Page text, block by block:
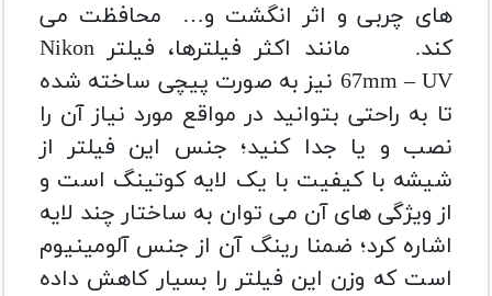
های چربی و اثر انگشت و… محافظت می
کند.
مانند اکثر فیلترها، فیلتر Nikon
67mm – UV نیز به صورت پیچی ساخته شده
تا به راحتی بتوانید در مواقع مورد نیاز آن را
نصب و یا جدا کنید؛ جنس این فیلتر از
شیشه با کیفیت با یک لایه کوتینگ است و
از ویژگی های آن می توان به ساختار چند لایه
اشاره کرد؛ ضمنا رینگ آن از جنس آلومینیوم
است که وزن این فیلتر را بسیار کاهش داده